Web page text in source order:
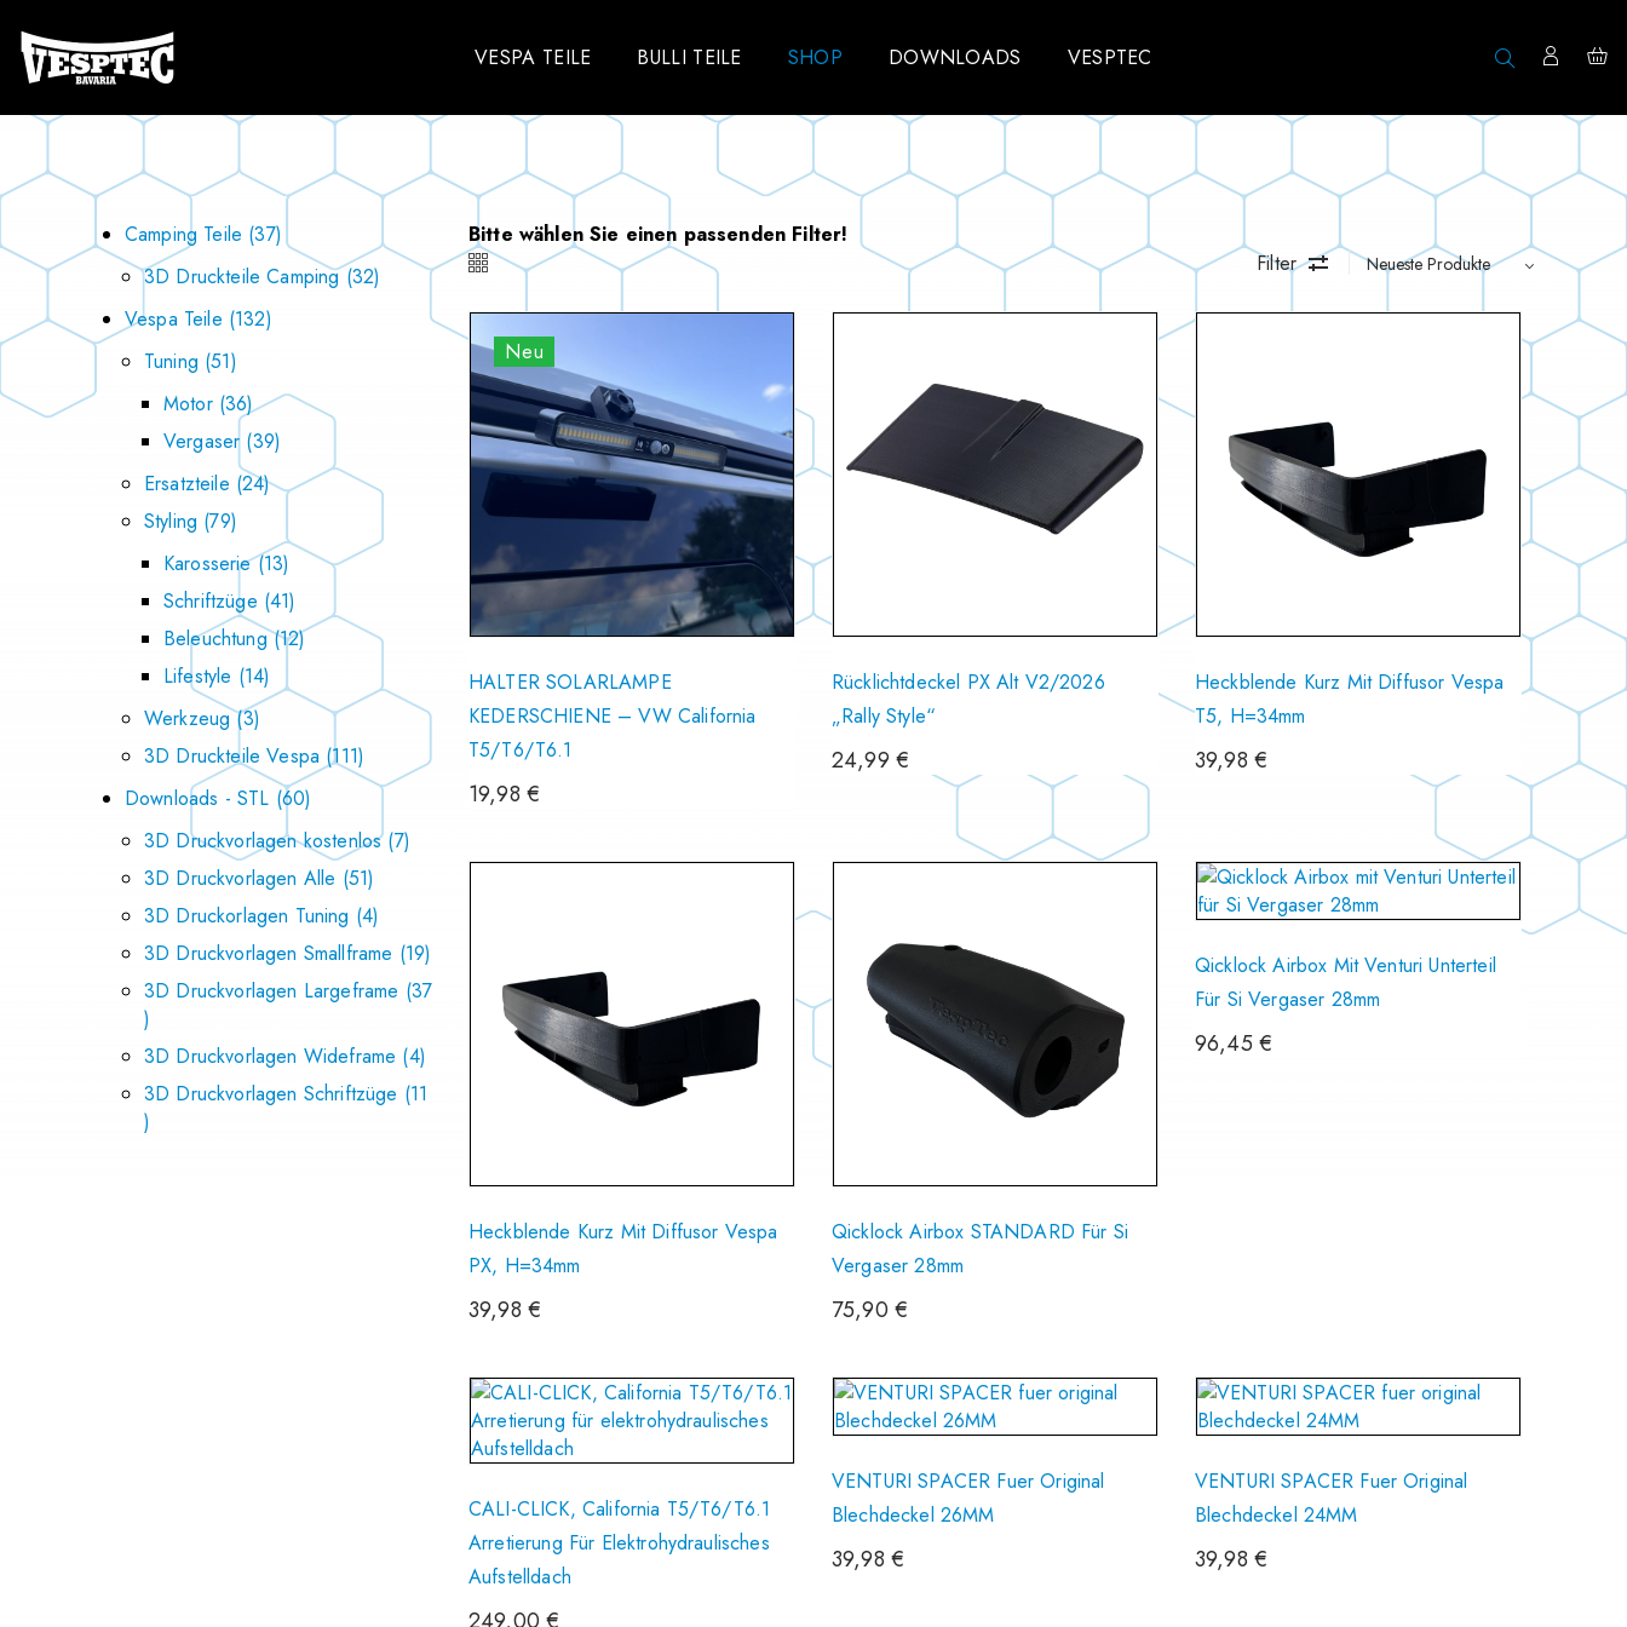
VESPA TEILE BULLI TEILE SHOP DOWNLOADS VESPTEC
Camping Teile 37
3D Druckteile Camping 32
Vespa Teile 132
Tuning 51
Motor 36
Vergaser 39
Ersatzteile 24
Styling 79
Karosserie 13
Schriftzüge 41
Beleuchtung 12
Lifestyle 14
Werkzeug 3
3D Druckteile Vespa 111
Downloads - STL 60
3D Druckvorlagen kostenlos 7
3D Druckvorlagen Alle 51
3D Druckorlagen Tuning 4
3D Druckvorlagen Smallframe 19
3D Druckvorlagen Largeframe 37
3D Druckvorlagen Wideframe 4
3D Druckvorlagen Schriftzüge 11
Bitte wählen Sie einen passenden Filter!
Filter
Neu
HALTER SOLARLAMPE
KEDERSCHIENE – VW California
T5/T6/T6.1
19,98 €
Rücklichtdeckel PX Alt V2/2026
„Rally Style“
24,99 €
Heckblende Kurz Mit Diffusor Vespa
T5, H=34mm
39,98 €
Heckblende Kurz Mit Diffusor Vespa
PX, H=34mm
39,98 €
Qicklock Airbox STANDARD Für Si
Vergaser 28mm
75,90 €
Qicklock Airbox Mit Venturi Unterteil
Für Si Vergaser 28mm
96,45€
CALI-CLICK, California T5/T6/T6.1
Arretierung Für Elektrohydraulisches
Aufstelldach
VENTURI SPACER Fuer Original
Blechdeckel 26MM
39,98 €
VENTURI SPACER Fuer Original
Blechdeckel 24MM
39,98 €